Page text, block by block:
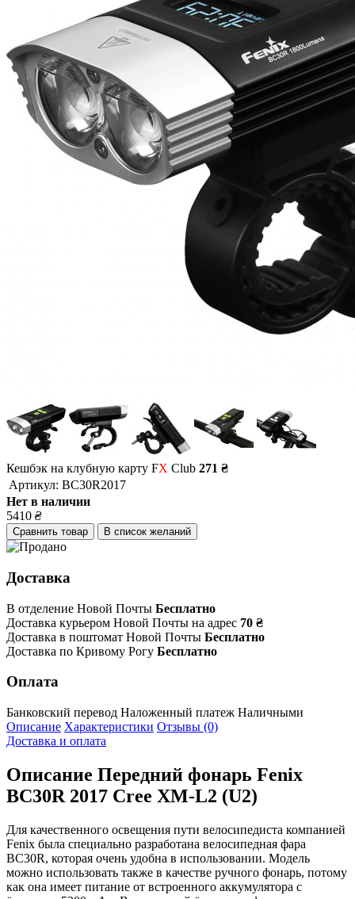
Кешбэк на клубную карту FX Club 271 ₴
Артикул: BC30R2017
Нет в наличии
5410 ₴
Сравнить товар В список желаний
Доставка
В отделение Новой Почты Бесплатно
Доставка курьером Новой Почты на адрес 70 ₴
Доставка в поштомат Новой Почты Бесплатно
Доставка по Кривому Рогу Бесплатно
Оплата
Банковский перевод Наложенный платеж Наличными
Описание Характеристики Отзывы (0)
Доставка и оплата
Описание Передний фонарь Fenix
BC30R 2017 Cree XM-L2 (U2)
Для качественного освещения пути велосипедиста компанией
Fenix была специально разработана велосипедная фара
BC30R, которая очень удобна в использовании. Модель
можно использовать также в качестве ручного фонарь, потому
как она имеет питание от встроенного аккумулятора с